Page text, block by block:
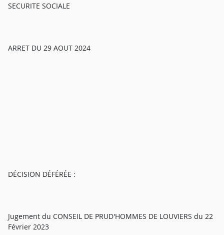
SECURITE SOCIALE
ARRET DU 29 AOUT 2024
DÉCISION DÉFÉRÉE :
Jugement du CONSEIL DE PRUD'HOMMES DE LOUVIERS du 22
Février 2023